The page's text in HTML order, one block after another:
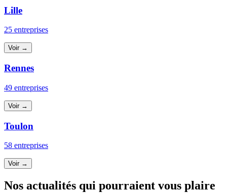
Lille
25 entreprises
Voir →
Rennes
49 entreprises
Voir →
Toulon
58 entreprises
Voir →
Nos actualités qui pourraient vous plaire